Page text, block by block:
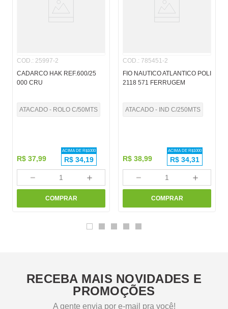
COD.: 25997-2
CADARCO HAK REF.600/25
000 CRU
ATACADO - ROLO C/50MTS
R$ 37,99
ACIMA DE R$1000
R$ 34,19
＋
－
COMPRAR
COD.: 785451-2
FIO NAUTICO ATLANTICO POLI
2118 571 FERRUGEM
ATACADO - IND C/250MTS
R$ 38,99
ACIMA DE R$1000
R$ 34,31
＋
－
COMPRAR
RECEBA MAIS NOVIDADES E
PROMOÇÕES
A gente envia por e-mail pra você!